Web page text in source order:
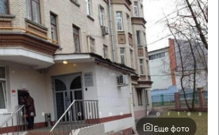
Еще фото